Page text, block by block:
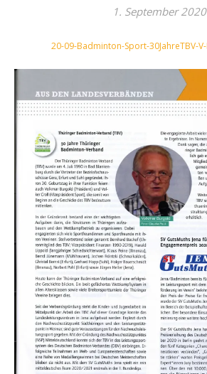
1. September 2020
20-09-Badminton-Sport-30JahreTBV-